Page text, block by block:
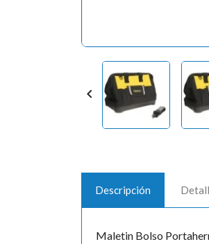

Descripción
Maletin Bolso